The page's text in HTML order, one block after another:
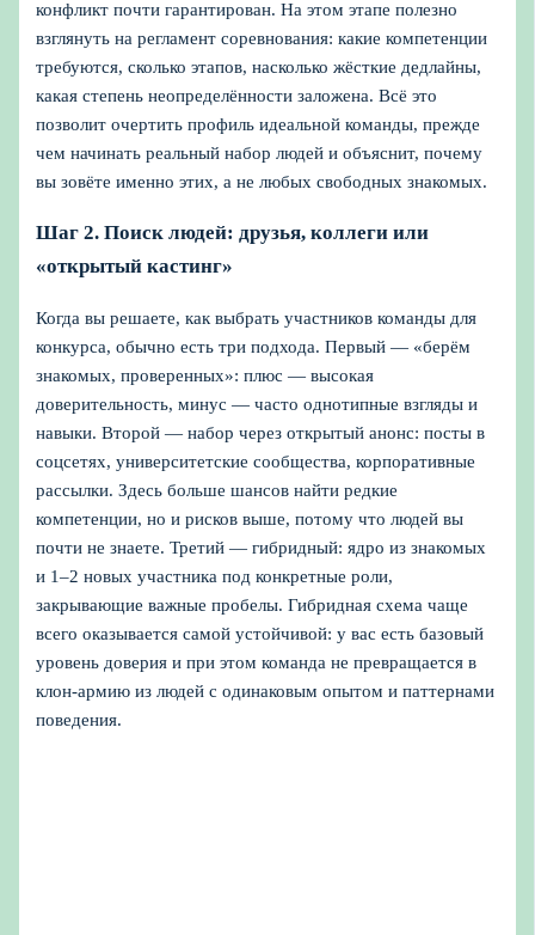
конфликт почти гарантирован. На этом этапе полезно
взглянуть на регламент соревнования: какие компетенции
требуются, сколько этапов, насколько жёсткие дедлайны,
какая степень неопределённости заложена. Всё это
позволит очертить профиль идеальной команды, прежде
чем начинать реальный набор людей и объяснит, почему
вы зовёте именно этих, а не любых свободных знакомых.
Шаг 2. Поиск людей: друзья, коллеги или
«открытый кастинг»
Когда вы решаете, как выбрать участников команды для
конкурса, обычно есть три подхода. Первый — «берём
знакомых, проверенных»: плюс — высокая
доверительность, минус — часто однотипные взгляды и
навыки. Второй — набор через открытый анонс: посты в
соцсетях, университетские сообщества, корпоративные
рассылки. Здесь больше шансов найти редкие
компетенции, но и рисков выше, потому что людей вы
почти не знаете. Третий — гибридный: ядро из знакомых
и 1–2 новых участника под конкретные роли,
закрывающие важные пробелы. Гибридная схема чаще
всего оказывается самой устойчивой: у вас есть базовый
уровень доверия и при этом команда не превращается в
клон-армию из людей с одинаковым опытом и паттернами
поведения.